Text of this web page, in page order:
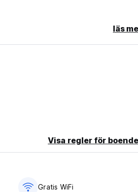
läs
Visa regler för
Gratis WiFi